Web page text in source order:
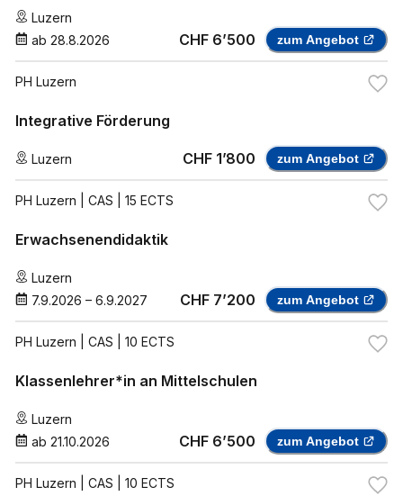
Luzern
ab 28.8.2026 CHF 6’500 zum Angebot
PH Luzern
Integrative Förderung
Luzern CHF 1’800 zum Angebot
PH Luzern | CAS | 15 ECTS
Erwachsenendidaktik
Luzern
7.9.2026 – 6.9.2027 CHF 7’200 zum Angebot
PH Luzern | CAS | 10 ECTS
Klassenlehrer*in an Mittelschulen
Luzern
ab 21.10.2026 CHF 6’500 zum Angebot
PH Luzern | CAS | 10 ECTS